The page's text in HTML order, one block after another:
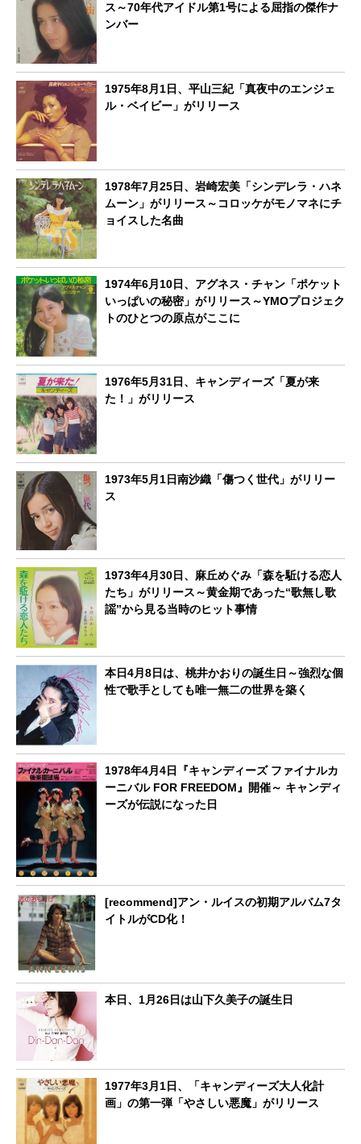
ス～70年代アイドル第1号による屈指の傑作ナ
ンバー
1975年8月1日、平山三紀「真夜中のエンジェ
ル・ベイビー」がリリース
1978年7月25日、岩崎宏美「シンデレラ・ハネ
ムーン」がリリース～コロッケがモノマネにチ
ョイスした名曲
1974年6月10日、アグネス・チャン「ポケット
いっぱいの秘密」がリリース～YMOプロジェク
トのひとつの原点がここに
1976年5月31日、キャンディーズ「夏が来
た！」がリリース
1973年5月1日南沙織「傷つく世代」がリリー
ス
1973年4月30日、麻丘めぐみ「森を駈ける恋人
たち」がリリース～黄金期であった“歌無し歌
謡”から見る当時のヒット事情
本日4月8日は、桃井かおりの誕生日～強烈な個
性で歌手としても唯一無二の世界を築く
1978年4月4日『キャンディーズ ファイナルカ
ーニバル FOR FREEDOM』開催～ キャンディ
ーズが伝説になった日
[recommend]アン・ルイスの初期アルバム7タ
イトルがCD化！
本日、1月26日は山下久美子の誕生日
1977年3月1日、「キャンディーズ大人化計
画」の第一弾「やさしい悪魔」がリリース